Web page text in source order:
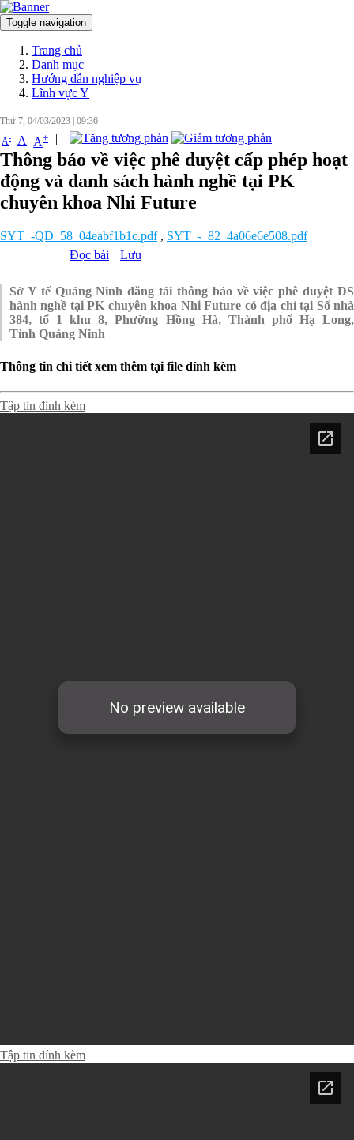
Toggle navigation
Trang chủ
Danh mục
Hướng dẫn nghiệp vụ
Lĩnh vực Y
Thứ 7, 04/03/2023 09:36
A- A A+ |
Thông báo về việc phê duyệt cấp phép hoạt
động và danh sách hành nghề tại PK
chuyên khoa Nhi Future
SYT_-QD_58_04eabf1b1c.pdf , SYT_-_82_4a06e6e508.pdf
Đọc bài
Lưu
Sở Y tế Quảng Ninh đăng tải thông báo về việc phê duyệt DS
hành nghề tại PK chuyên khoa Nhi Future có địa chỉ tại Số nhà
384, tổ 1 khu 8, Phường Hồng Hà, Thành phố Hạ Long,
Tỉnh Quảng Ninh
Thông tin chi tiết xem thêm tại file đính kèm
Tập tin đính kèm
Tập tin đính kèm